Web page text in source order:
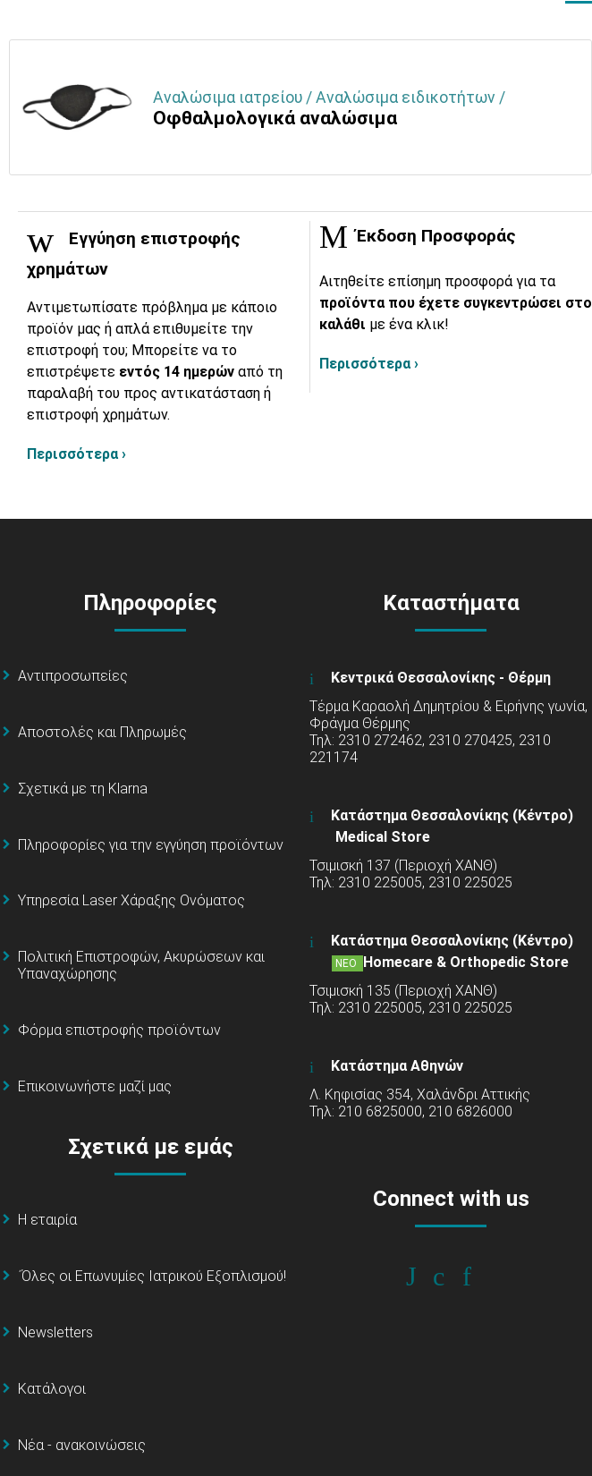
Αναλώσιμα ιατρείου / Αναλώσιμα ειδικοτήτων /
Οφθαλμολογικά αναλώσιμα
Εγγύηση επιστροφής
χρημάτων
Αντιμετωπίσατε πρόβλημα με κάποιο
προϊόν μας ή απλά επιθυμείτε την
επιστροφή του; Μπορείτε να το
επιστρέψετε εντός 14 ημερών από τη
παραλαβή του προς αντικατάσταση ή
επιστροφή χρημάτων.
Περισσότερα ›
Έκδοση Προσφοράς
Αιτηθείτε επίσημη προσφορά για τα
προϊόντα που έχετε συγκεντρώσει στο
καλάθι με ένα κλικ!
Περισσότερα ›
Πληροφορίες
Αντιπροσωπείες
Αποστολές και Πληρωμές
Σχετικά με τη Klarna
Πληροφορίες για την εγγύηση προϊόντων
Υπηρεσία Laser Χάραξης Ονόματος
Πολιτική Επιστροφών, Ακυρώσεων και
Υπαναχώρησης
Φόρμα επιστροφής προϊόντων
Επικοινωνήστε μαζί μας
Σχετικά με εμάς
Η εταιρία
΄Όλες οι Επωνυμίες Ιατρικού Εξοπλισμού!
Newsletters
Κατάλογοι
Νέα - ανακοινώσεις
Καταστήματα
Κεντρικά Θεσσαλονίκης - Θέρμη
Τέρμα Καραολή Δημητρίου & Ειρήνης γωνία,
Φράγμα Θέρμης
Τηλ: 2310 272462, 2310 270425, 2310
221174
Κατάστημα Θεσσαλονίκης (Κέντρο)
Medical Store
Τσιμισκή 137 (Περιοχή ΧΑΝΘ)
Τηλ: 2310 225005, 2310 225025
Κατάστημα Θεσσαλονίκης (Κέντρο)
ΝΕΟ
Homecare & Orthopedic Store
Τσιμισκή 135 (Περιοχή ΧΑΝΘ)
Τηλ: 2310 225005, 2310 225025
Κατάστημα Αθηνών
Λ. Κηφισίας 354, Χαλάνδρι Αττικής
Τηλ: 210 6825000, 210 6826000
Connect with us